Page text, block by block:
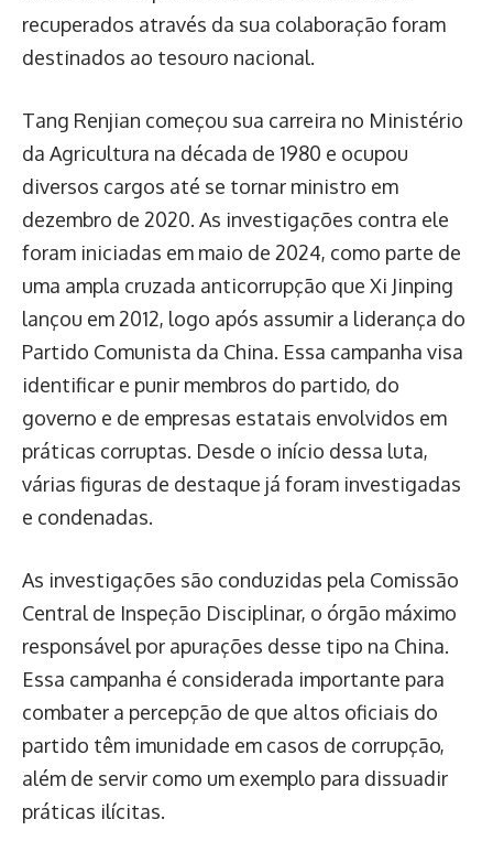
recuperados através da sua colaboração foram
destinados ao tesouro nacional.
Tang Renjian começou sua carreira no Ministério
da Agricultura na década de 1980 e ocupou
diversos cargos até se tornar ministro em
dezembro de 2020. As investigações contra ele
foram iniciadas em maio de 2024, como parte de
uma ampla cruzada anticorrupção que Xi Jinping
lançou em 2012, logo após assumir a liderança do
Partido Comunista da China. Essa campanha visa
identificar e punir membros do partido, do
governo e de empresas estatais envolvidos em
práticas corruptas. Desde o início dessa luta,
várias figuras de destaque já foram investigadas
e condenadas.
As investigações são conduzidas pela Comissão
Central de Inspeção Disciplinar, o órgão máximo
responsável por apurações desse tipo na China.
Essa campanha é considerada importante para
combater a percepção de que altos oficiais do
partido têm imunidade em casos de corrupção,
além de servir como um exemplo para dissuadir
práticas ilícitas.